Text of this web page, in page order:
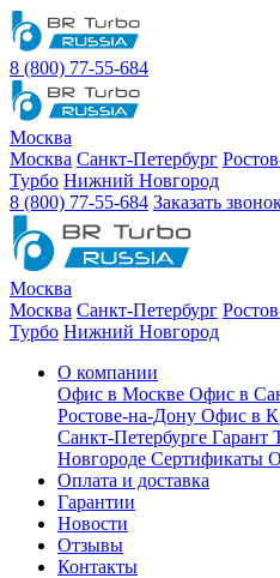
8 (800) 77-55-684
Москва
Москва Санкт-Петербург
Турбо Нижний Новгород
8 (800) 77-55-684 Заказать
Москва
Москва Санкт-Петербург
Турбо Нижний Новгород
О компании
Офис в Москве Офис в
Ростове-на-Дону Офис в
Санкт-Петербурге Гарант
Новгороде Сертификаты
Оплата и доставка
Гарантии
Новости
Отзывы
Контакты